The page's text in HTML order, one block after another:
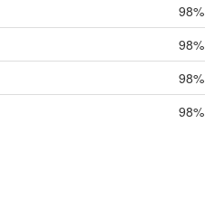
98%
98%
98%
98%